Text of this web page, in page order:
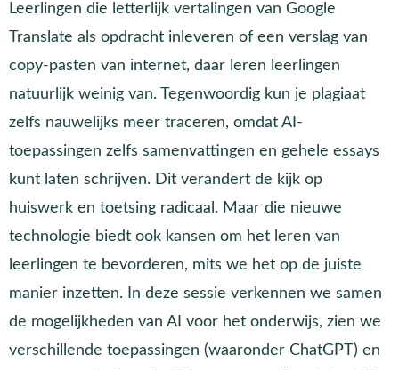
Leerlingen die letterlijk vertalingen van Google
Translate als opdracht inleveren of een verslag van
copy-pasten van internet, daar leren leerlingen
natuurlijk weinig van. Tegenwoordig kun je plagiaat
zelfs nauwelijks meer traceren, omdat AI-
toepassingen zelfs samenvattingen en gehele essays
kunt laten schrijven. Dit verandert de kijk op
huiswerk en toetsing radicaal. Maar die nieuwe
technologie biedt ook kansen om het leren van
leerlingen te bevorderen, mits we het op de juiste
manier inzetten. In deze sessie verkennen we samen
de mogelijkheden van AI voor het onderwijs, zien we
verschillende toepassingen (waaronder ChatGPT) en